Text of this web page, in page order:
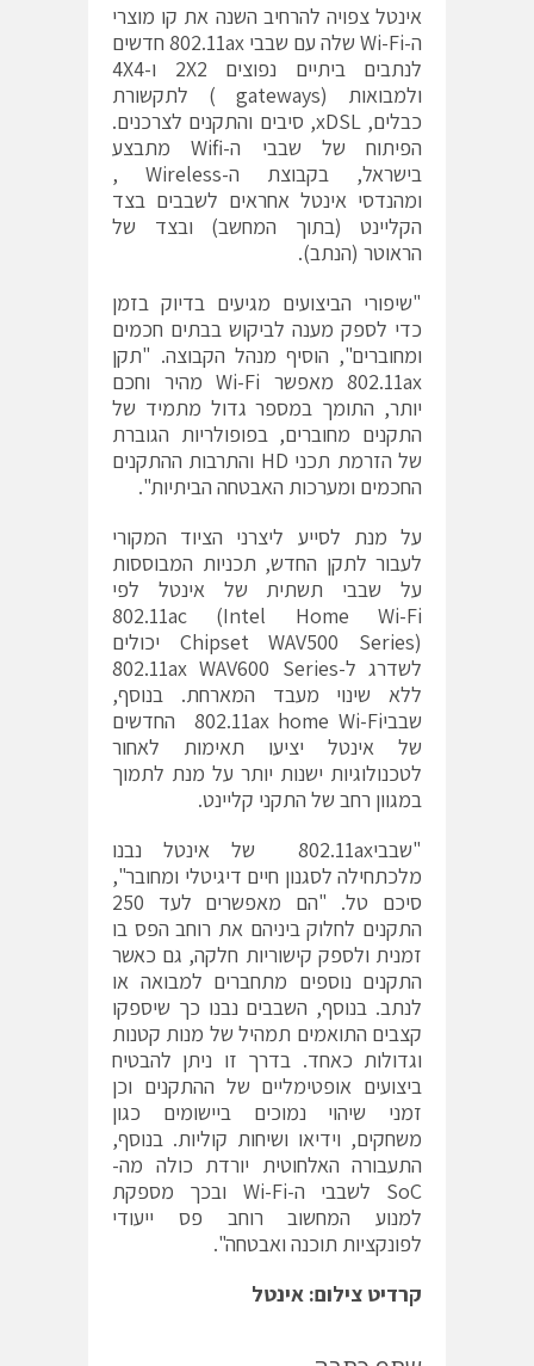
אינטל צפויה להרחיב השנה את קו מוצרי
ה-Wi-Fi שלה עם שבבי 802.11ax חדשים
לנתבים ביתיים נפוצים 2X2 ו-4X4
ולמבואות (gateways ) לתקשורת
כבלים, xDSL, סיבים והתקנים לצרכנים.
הפיתוח של שבבי ה-Wifi מתבצע
בישראל, בקבוצת ה-Wireless ,
ומהנדסי אינטל אחראים לשבבים בצד
הקליינט (בתוך המחשב) ובצד של
הראוטר (הנתב).
"שיפורי הביצועים מגיעים בדיוק בזמן
כדי לספק מענה לביקוש בבתים חכמים
ומחוברים", הוסיף מנהל הקבוצה. "תקן
802.11ax מאפשר Wi-Fi מהיר וחכם
יותר, התומך במספר גדול מתמיד של
התקנים מחוברים, בפופולריות הגוברת
של הזרמת תכני HD והתרבות ההתקנים
החכמים ומערכות האבטחה הביתיות".
על מנת לסייע ליצרני הציוד המקורי
לעבור לתקן החדש, תכניות המבוססות
על שבבי תשתית של אינטל לפי
802.11ac (Intel Home Wi-Fi
Chipset WAV500 Series) יכולים
לשדרג ל-802.11ax WAV600 Series
ללא שינוי מעבד המארחת. בנוסף,
שבבי802.11ax home Wi-Fi החדשים
של אינטל יציעו תאימות לאחור
לטכנולוגיות ישנות יותר על מנת לתמוך
במגוון רחב של התקני קליינט.
"שבבי802.11ax של אינטל נבנו
מלכתחילה לסגנון חיים דיגיטלי ומחובר",
סיכם טל. "הם מאפשרים לעד 250
התקנים לחלוק ביניהם את רוחב הפס בו
זמנית ולספק קישוריות חלקה, גם כאשר
התקנים נוספים מתחברים למבואה או
לנתב. בנוסף, השבבים נבנו כך שיספקו
קצבים התואמים תמהיל של מנות קטנות
וגדולות כאחד. בדרך זו ניתן להבטיח
ביצועים אופטימליים של ההתקנים וכן
זמני שיהוי נמוכים ביישומים כגון
משחקים, וידיאו ושיחות קוליות. בנוסף,
התעבורה האלחוטית יורדת כולה מה-
SoC לשבבי ה-Wi-Fi ובכך מספקת
למנוע המחשוב רוחב פס ייעודי
לפונקציות תוכנה ואבטחה".
קרדיט צילום: אינטל